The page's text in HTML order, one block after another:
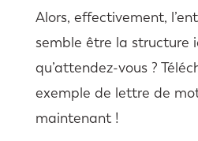
Alors, effectivement,
semble être la structure
qu’attendez-vous ?
exemple de lettre de
maintenant !